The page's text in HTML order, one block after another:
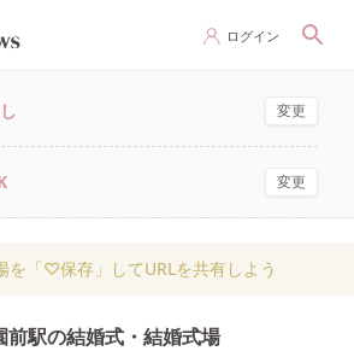
ログイン
変更
変更
を「♡保存」してURLを共有しよう
前駅の結婚式・結婚式場